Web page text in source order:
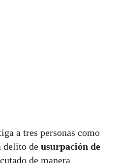
a tres personas como
delito de usurpación de
de manera